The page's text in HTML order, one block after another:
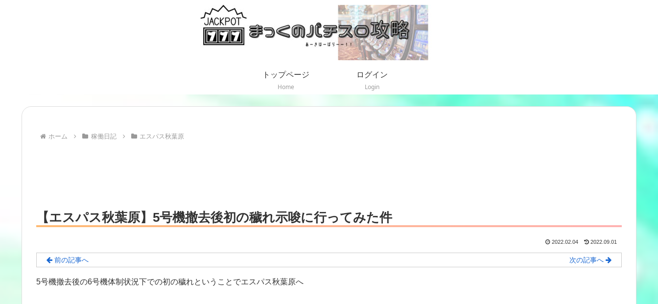
トップページ
Home
ログイン
Login
ホーム 稼働日記 エスパス秋葉原
【エスパス秋葉原】5号機撤去後初の穢れ示唆に行ってみた件
2022.02.04 2022.09.01
前の記事へ 次の記事へ
5号機撤去後の6号機体制状況下での初の穢れということでエスパス秋葉原へ